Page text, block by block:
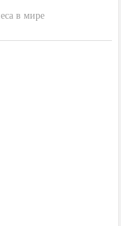
в мире